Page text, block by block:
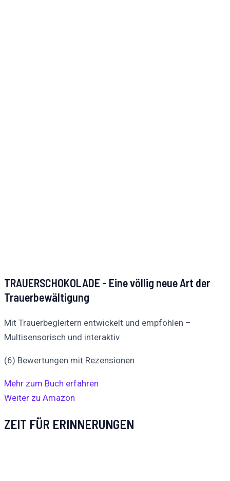
TRAUERSCHOKOLADE - Eine völlig neue Art der
Trauerbewältigung
Mit Trauerbegleitern entwickelt und empfohlen –
Multisensorisch und interaktiv
(6) Bewertungen mit Rezensionen
Mehr zum Buch erfahren
Weiter zu Amazon
ZEIT FÜR ERINNERUNGEN